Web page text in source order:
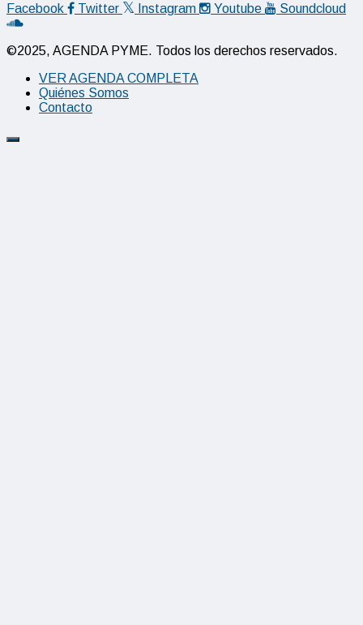
Facebook Twitter Instagram Youtube Soundcloud
©2025, AGENDA PYME. Todos los derechos reservados.
VER AGENDA COMPLETA
Quiénes Somos
Contacto